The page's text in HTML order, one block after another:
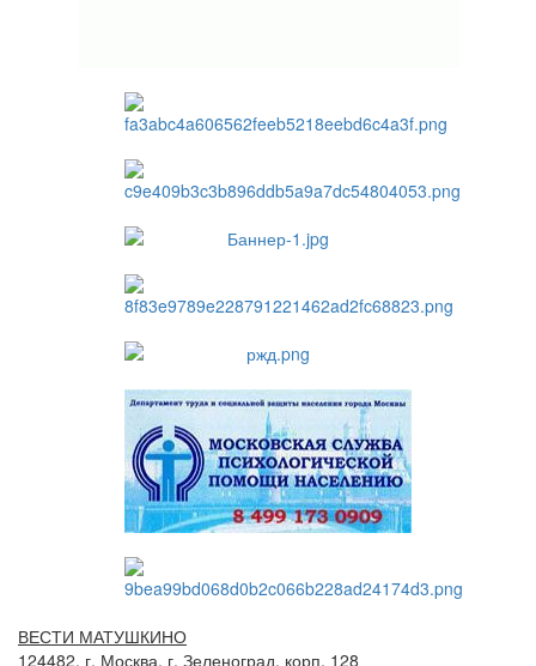
ВЕСТИ МАТУШКИНО
124482, г. Москва, г. Зеленоград, корп. 128